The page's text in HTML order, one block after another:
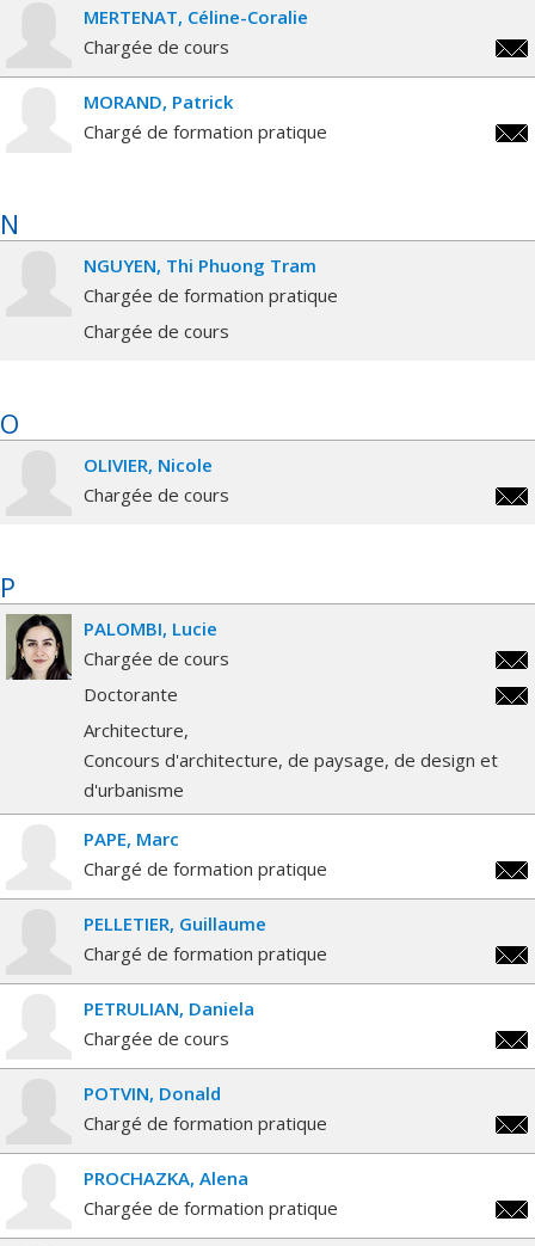
MERTENAT Céline-Coralie
Chargée de cours
MORAND Patrick
Chargé de formation pratique
N
NGUYEN Thi Phuong Tram
Chargée de formation pratique
Chargée de cours
O
OLIVIER Nicole
Chargée de cours
P
PALOMBI Lucie
Chargée de cours
Doctorante
Architecture
Concours d'architecture, de paysage, de design et
d'urbanisme
PAPE Marc
Chargé de formation pratique
PELLETIER Guillaume
Chargé de formation pratique
PETRULIAN Daniela
Chargée de cours
POTVIN Donald
Chargé de formation pratique
PROCHAZKA Alena
Chargée de formation pratique